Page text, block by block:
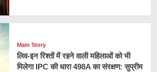
Main Story
लिव-इन रिश्तों में रहने वाली महिलाओं को भी
मिलेगा IPC की धारा 498A का संरक्षण: सुप्रीम